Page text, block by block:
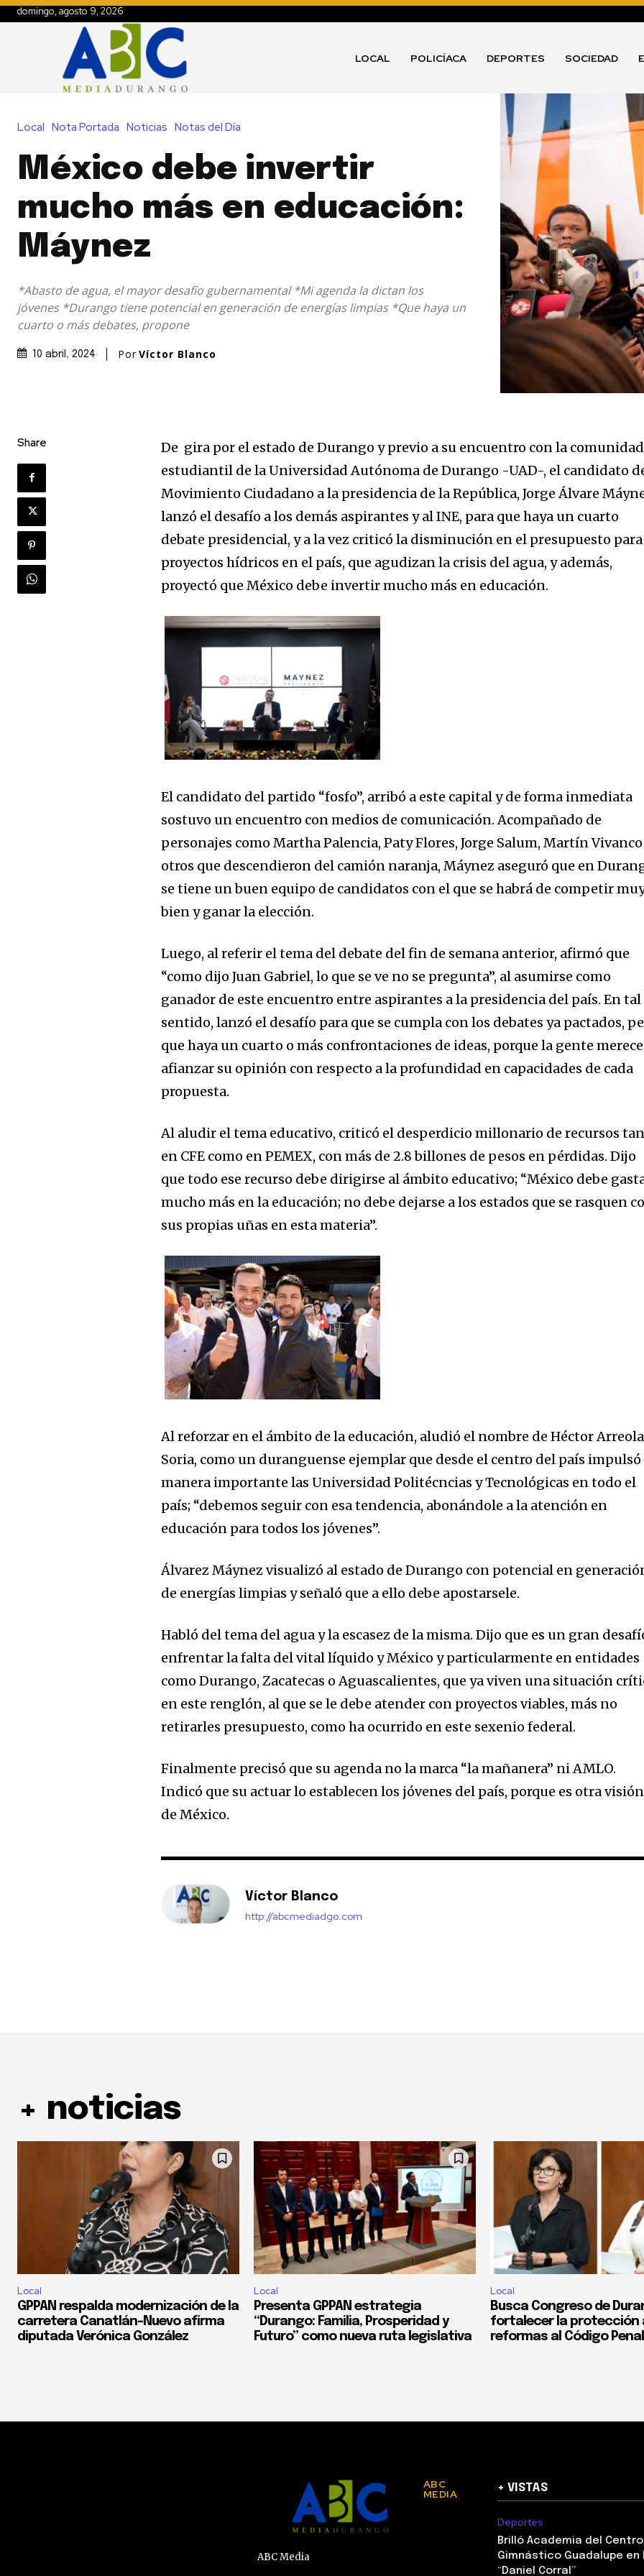
domingo, agosto 9, 2026
LOCAL POLICÍACA DEPORTES SOCIEDAD
Local Nota Portada Noticias Notas del Día
México debe invertir
mucho más en educación:
Máynez
*Abasto de agua, el mayor desafío gubernamental *Mi agenda la dictan los
jóvenes *Durango tiene potencial en generación de energías limpias *Que haya un
cuarto o más debates, propone
10 abril, 2024 PorVíctor Blanco
Share
De gira por el estado de Durango y previo a su encuentro con la comunidad
estudiantil de la Universidad Autónoma de Durango -UAD-, el candidato
Movimiento Ciudadano a la presidencia de la República, Jorge Álvare
lanzó el desafío a los demás aspirantes y al INE, para que haya un cuarto
debate presidencial, y a la vez criticó la disminución en el presupuesto para
proyectos hídricos en el país, que agudizan la crisis del agua, y además,
proyectó que México debe invertir mucho más en educación.
El candidato del partido “fosfo”, arribó a este capital y de forma inmediata
sostuvo un encuentro con medios de comunicación. Acompañado de
personajes como Martha Palencia, Paty Flores, Jorge Salum, Martín
otros que descendieron del camión naranja, Máynez aseguró que en
se tiene un buen equipo de candidatos con el que se habrá de competir
bien y ganar la elección.
Luego, al referir el tema del debate del fin de semana anterior, afirmó que
“como dijo Juan Gabriel, lo que se ve no se pregunta”, al asumirse como
ganador de este encuentro entre aspirantes a la presidencia del país. En tal
sentido, lanzó el desafío para que se cumpla con los debates ya pactados,
que haya un cuarto o más confrontaciones de ideas, porque la gente merece
afianzar su opinión con respecto a la profundidad en capacidades de cada
propuesta.
Al aludir el tema educativo, criticó el desperdicio millonario de recursos
en CFE como en PEMEX, con más de 2.8 billones de pesos en pérdidas. Dijo
que todo ese recurso debe dirigirse al ámbito educativo; “México debe
mucho más en la educación; no debe dejarse a los estados que se rasquen
sus propias uñas en esta materia”.
Al reforzar en el ámbito de la educación, aludió el nombre de Héctor Arreola
Soria, como un duranguense ejemplar que desde el centro del país impulsó
manera importante las Universidad Politécncias y Tecnológicas en todo el
país; “debemos seguir con esa tendencia, abonándole a la atención en
educación para todos los jóvenes”.
Álvarez Máynez visualizó al estado de Durango con potencial en
de energías limpias y señaló que a ello debe apostarsele.
Habló del tema del agua y la escasez de la misma. Dijo que es un gran
enfrentar la falta del vital líquido y México y particularmente en entidades
como Durango, Zacatecas o Aguascalientes, que ya viven una situación
en este renglón, al que se le debe atender con proyectos viables, más no
retirarles presupuesto, como ha ocurrido en este sexenio federal.
Finalmente precisó que su agenda no la marca “la mañanera” ni AMLO.
Indicó que su actuar lo establecen los jóvenes del país, porque es otra visión
de México.
Víctor Blanco
http://abcmediadgo.com
+ noticias
Local
GPPAN respalda modernización de la
carretera Canatlán–Nuevo afirma
diputada Verónica González
Local
Presenta GPPAN estrategia
“Durango: Familia, Prosperidad y
Futuro” como nueva ruta legislativa
Local
Busca Congreso de
fortalecer la protección
reformas al Código Penal
ABC
MEDIA
ABC Media
+ VISTAS
Deportes
Brilló Academia del Centro
Gimnástico Guadalupe en
“Daniel Corral”